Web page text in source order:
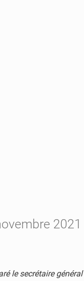
2021
le secrétaire général